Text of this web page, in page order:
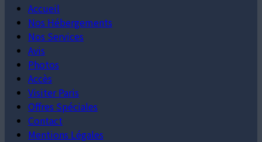
Accueil
Nos Hébergements
Nos Services
Avis
Photos
Accès
Visiter Paris
Offres Spéciales
Contact
Mentions Légales